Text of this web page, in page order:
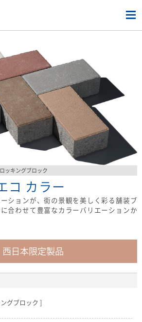
ッキングブロック
コ カラー
ションが、街の景観を美しく彩る舗装ブ
合わせて豊富なカラーバリエーションか
西日本限定製品
グブロック